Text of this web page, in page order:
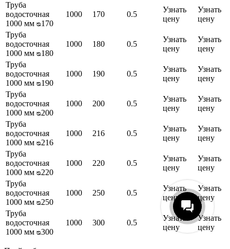
Труба
водосточная
1000 мм ᴓ170
1000 170 0.5
Узнать
цену
Узнать
цену
Труба
водосточная
1000 мм ᴓ180
1000 180 0.5
Узнать
цену
Узнать
цену
Труба
водосточная
1000 мм ᴓ190
1000 190 0.5
Узнать
цену
Узнать
цену
Труба
водосточная
1000 мм ᴓ200
1000 200 0.5
Узнать
цену
Узнать
цену
Труба
водосточная
1000 мм ᴓ216
1000 216 0.5
Узнать
цену
Узнать
цену
Труба
водосточная
1000 мм ᴓ220
1000 220 0.5
Узнать
цену
Узнать
цену
Труба
водосточная
1000 мм ᴓ250
1000 250 0.5
Узнать
цену
Узнать
цену
Труба
водосточная
1000 мм ᴓ300
1000 300 0.5
Узнать
цену
Узнать
цену